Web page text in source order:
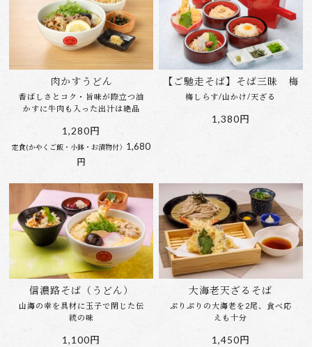
肉かすうどん
香ばしさとコク・旨味が際立つ油
かすに牛肉も入った出汁は絶品
1,280円
定食(かやくご飯・小鉢・お漬物付） 1,680
円
【ご馳走そば】そば三昧 梅
梅しらす/山かけ/天ざる
1,380円
信濃路そば（うどん）
山海の幸を具材に玉子で閉じた伝
統の味
1,100円
大海老天ざるそば
ぷりぷりの大海老を2尾、食べ応
えも十分
1,450円